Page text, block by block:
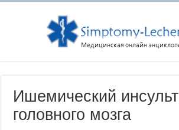
Ишемический инсульт
головного мозга